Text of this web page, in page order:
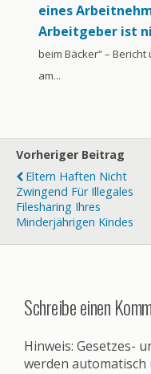
eines
Arbeitgeber ist
beim Bäcker“ –
am...
Vorheriger Beitrag
Eltern Haften Nicht
Zwingend Für Illegales
Filesharing Ihres
Minderjährigen Kindes
Schreibe einen
Hinweis: Gesetzes-
werden automatisch